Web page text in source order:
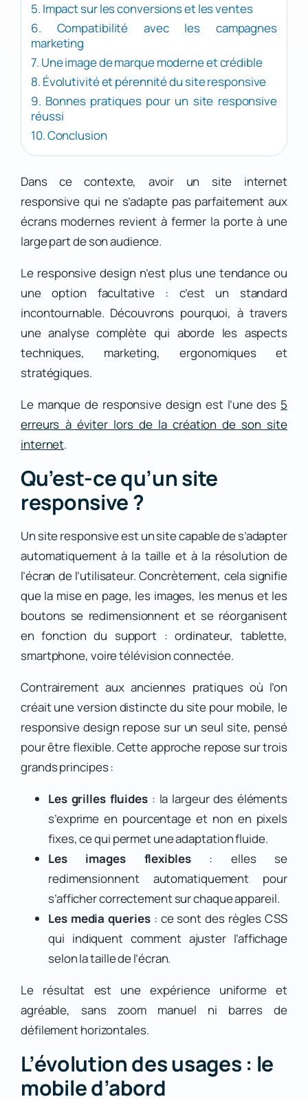
5. Impact sur les conversions et les ventes
6. Compatibilité avec les campagnes
marketing
7. Une image de marque moderne et crédible
8. Évolutivité et pérennité du site responsive
9. Bonnes pratiques pour un site responsive
réussi
10. Conclusion
Dans ce contexte, avoir un site internet
responsive qui ne s’adapte pas parfaitement aux
écrans modernes revient à fermer la porte à une
large part de son audience.
Le responsive design n’est plus une tendance ou
une option facultative : c’est un standard
incontournable. Découvrons pourquoi, à travers
une analyse complète qui aborde les aspects
techniques, marketing, ergonomiques et
stratégiques.
Le manque de responsive design est l’une des 5
erreurs à éviter lors de la création de son site
internet.
Qu’est-ce qu’un site
responsive ?
Un site responsive est un site capable de s’adapter
automatiquement à la taille et à la résolution de
l’écran de l’utilisateur. Concrètement, cela signifie
que la mise en page, les images, les menus et les
boutons se redimensionnent et se réorganisent
en fonction du support : ordinateur, tablette,
smartphone, voire télévision connectée.
Contrairement aux anciennes pratiques où l’on
créait une version distincte du site pour mobile, le
responsive design repose sur un seul site, pensé
pour être flexible. Cette approche repose sur trois
grands principes :
Les grilles fluides: la largeur des éléments
s’exprime en pourcentage et non en pixels
fixes, ce qui permet une adaptation fluide.
Les images flexibles: elles se
redimensionnent automatiquement pour
s’afficher correctement sur chaque appareil.
Les media queries: ce sont des règles CSS
qui indiquent comment ajuster l’affichage
selon la taille de l’écran.
Le résultat est une expérience uniforme et
agréable, sans zoom manuel ni barres de
défilement horizontales.
L’évolution des usages : le
mobile d’abord